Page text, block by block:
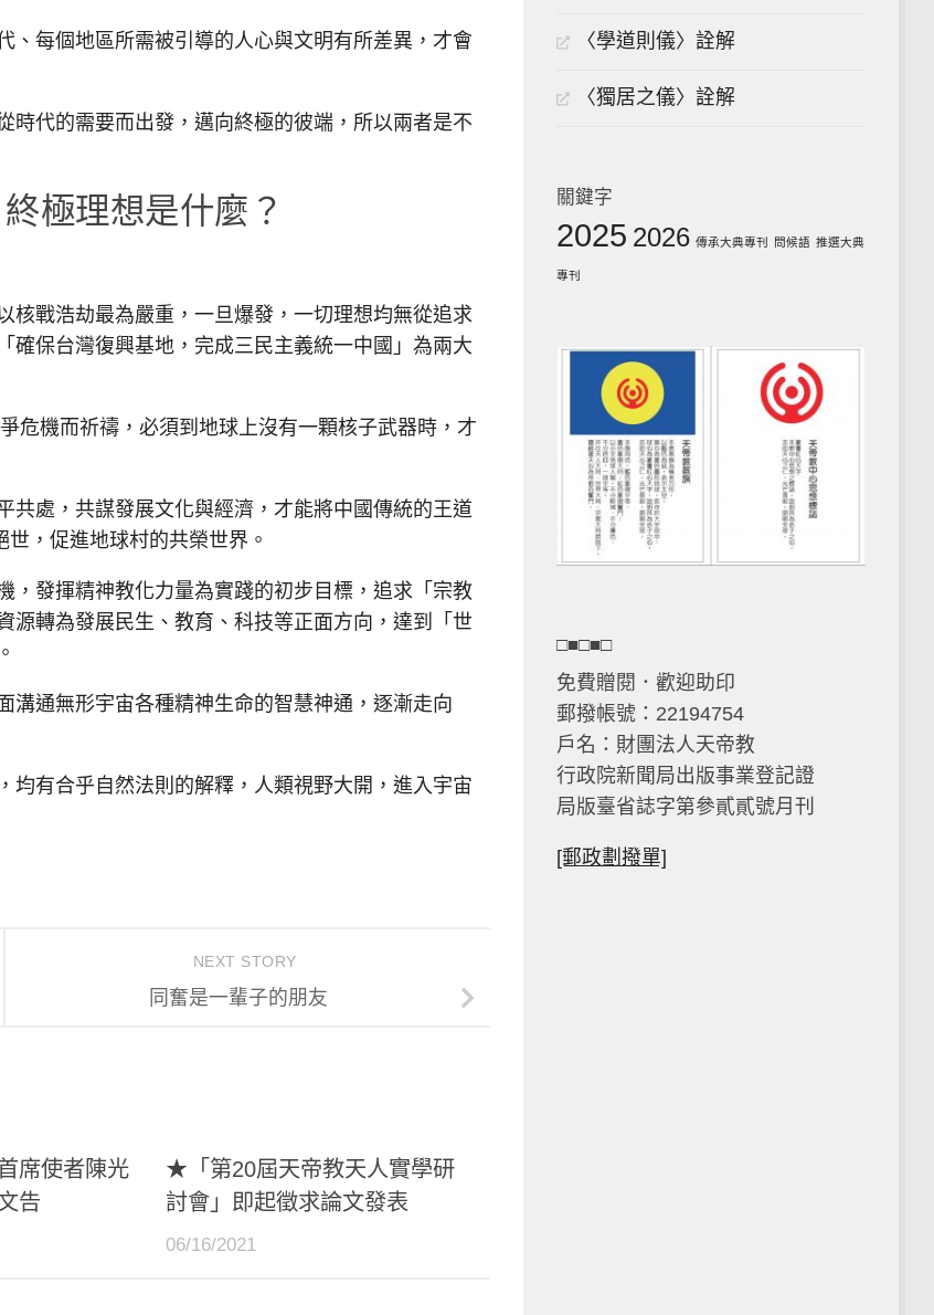
每個地區所需被引導的人心與文明有所差異，才會
代的需要而出發，邁向終極的彼端，所以兩者是不
極理想是什麼？
戰浩劫最為嚴重，一旦爆發，一切理想均無從追求
確保台灣復興基地，完成三民主義統一中國」為兩大
機而祈禱，必須到地球上沒有一顆核子武器時，才
處，共謀發展文化與經濟，才能將中國傳統的王道
，促進地球村的共榮世界。
發揮精神教化力量為實踐的初步目標，追求「宗教
源轉為發展民生、教育、科技等正面方向，達到「世
通無形宇宙各種精神生命的智慧神通，逐漸走向
有合乎自然法則的解釋，人類視野大開，進入宇宙
NEXT STORY
同奮是一輩子的朋友
席使者陳光
告
★「第20屆天帝教天人實學研
討會」即起徵求論文發表
06/16/2021
〈學道則儀〉詮解
〈獨居之儀〉詮解
關鍵字
2025 2026 傳承大典專刊 問候語 推選大典
專刊
□■□■□
免費贈閱．歡迎助印
郵撥帳號：22194754
戶名：財團法人天帝教
行政院新聞局出版事業登記證
局版臺省誌字第參貳貳號月刊
[郵政劃撥單]